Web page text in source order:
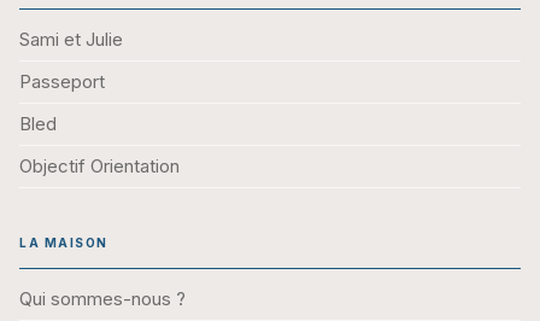
Sami et Julie
Passeport
Bled
Objectif Orientation
LA MAISON
Qui sommes-nous ?